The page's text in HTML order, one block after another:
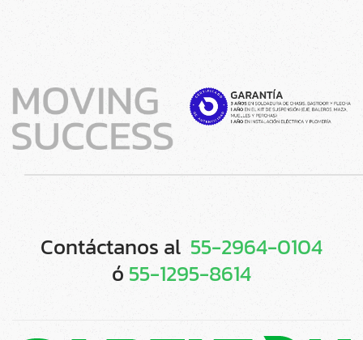
Contáctanos al 55-2964-0104
ó 55-1295-8614